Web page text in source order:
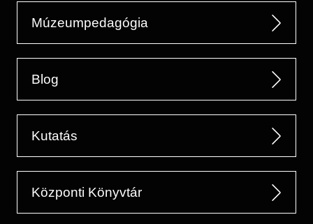
Múzeumpedagógia
Blog
Kutatás
Központi Könyvtár